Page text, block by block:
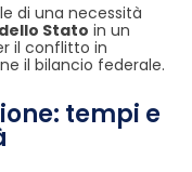
di una necessità
Stato in un
il conflitto in
il bilancio federale.
tempi e